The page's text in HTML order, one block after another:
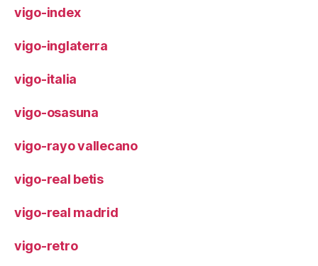
vigo-index
vigo-inglaterra
vigo-italia
vigo-osasuna
vigo-rayo vallecano
vigo-real betis
vigo-real madrid
vigo-retro